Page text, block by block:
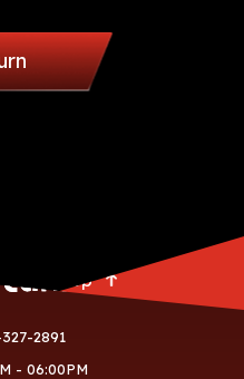
2891
- 06:00PM
Go Top